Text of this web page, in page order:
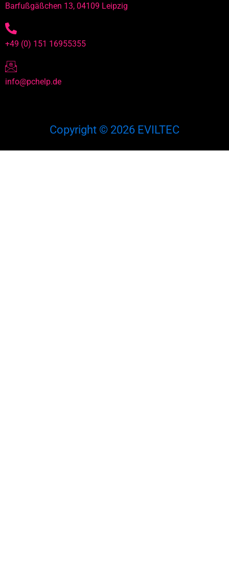
Barfußgäßchen 13, 04109 Leipzig
+49 (0) 151 16955355
info@pchelp.de
Copyright © 2026 EVILTEC